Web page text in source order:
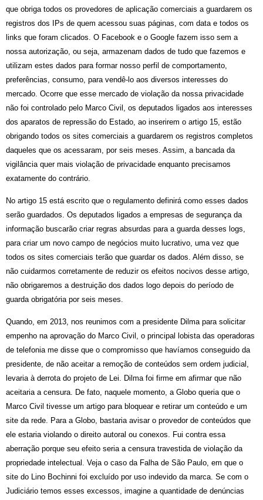
que obriga todos os provedores de aplicação comerciais a guardarem os
registros dos IPs de quem acessou suas páginas, com data e todos os
links que foram clicados. O Facebook e o Google fazem isso sem a
nossa autorização, ou seja, armazenam dados de tudo que fazemos e
utilizam estes dados para formar nosso perfil de comportamento,
preferências, consumo, para vendê-lo aos diversos interesses do
mercado. Ocorre que esse mercado de violação da nossa privacidade
não foi controlado pelo Marco Civil, os deputados ligados aos interesses
dos aparatos de repressão do Estado, ao inserirem o artigo 15, estão
obrigando todos os sites comerciais a guardarem os registros completos
daqueles que os acessaram, por seis meses. Assim, a bancada da
vigilância quer mais violação de privacidade enquanto precisamos
exatamente do contrário.
No artigo 15 está escrito que o regulamento definirá como esses dados
serão guardados. Os deputados ligados a empresas de segurança da
informação buscarão criar regras absurdas para a guarda desses logs,
para criar um novo campo de negócios muito lucrativo, uma vez que
todos os sites comerciais terão que guardar os dados. Além disso, se
não cuidarmos corretamente de reduzir os efeitos nocivos desse artigo,
não obrigaremos a destruição dos dados logo depois do período de
guarda obrigatória por seis meses.
Quando, em 2013, nos reunimos com a presidente Dilma para solicitar
empenho na aprovação do Marco Civil, o principal lobista das operadoras
de telefonia me disse que o compromisso que havíamos conseguido da
presidente, de não aceitar a remoção de conteúdos sem ordem judicial,
levaria à derrota do projeto de Lei. Dilma foi firme em afirmar que não
aceitaria a censura. De fato, naquele momento, a Globo queria que o
Marco Civil tivesse um artigo para bloquear e retirar um conteúdo e um
site da rede. Para a Globo, bastaria avisar o provedor de conteúdos que
ele estaria violando o direito autoral ou conexos. Fui contra essa
aberração porque seu efeito seria a censura travestida de violação da
propriedade intelectual. Veja o caso da Falha de São Paulo, em que o
site do Lino Bochinni foi excluído por uso indevido da marca. Se com o
Judiciário temos esses excessos, imagine a quantidade de denúncias